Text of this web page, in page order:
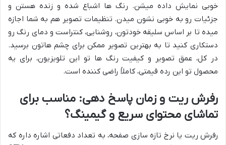
خوبی نمایش داده میشن. رنگ ها اشباع شده و زنده هستن و
جزئیات رو به خوبی نشون میدن. تنظیمات تصویر هم به شما اجازه
میده تا بر اساس سلیقه خودتون، روشنایی، کنتراست و دمای رنگ رو
دستکاری کنید تا به بهترین تصویر ممکن برای چشم هاتون برسید.
در کل، عمق تصویر و کیفیت رنگ ها تو این تلویزیون، برای یه
محصول تو این رده قیمتی، کاملاً راضی کننده است.
رفرش ریت و زمان پاسخ دهی: مناسب برای
تماشای محتوای سریع و گیمینگ؟
رفرش ریت یا نرخ تازه سازی صفحه، به تعداد دفعاتی اشاره داره که